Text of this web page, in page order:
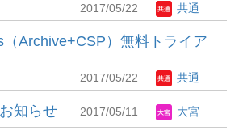
2017/05/22 共通
Archive+CSP）無料トライア
2017/05/22 共通
知らせ 2017/05/11 大宮